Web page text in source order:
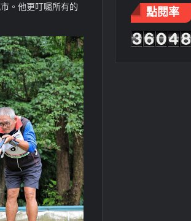
。他更叮囑所有的
點閱率